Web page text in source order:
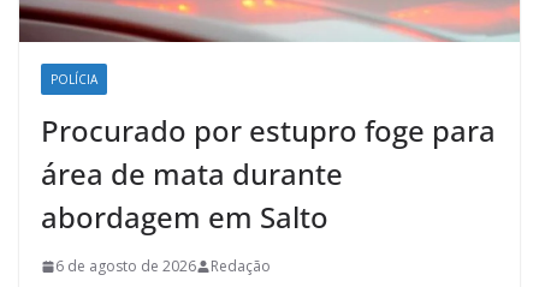
POLÍCIA
Procurado por estupro foge para
área de mata durante
abordagem em Salto
6 de agosto de 2026 Redação